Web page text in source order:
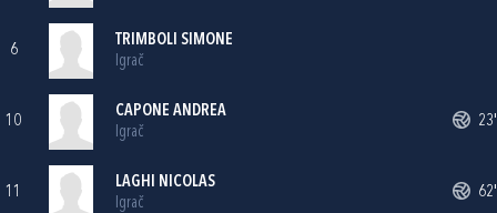
6
TRIMBOLI SIMONE
Igrač
10
CAPONE ANDREA
Igrač
23'
11
LAGHI NICOLAS
Igrač
62'